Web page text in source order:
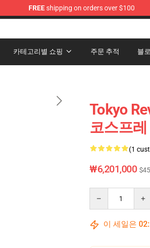
FREEshipping on orders over $100
카테고리별 쇼핑 주문 추적 블
Tokyo
코스프
(1
₩6,201,000 $45
이 세일은 02: